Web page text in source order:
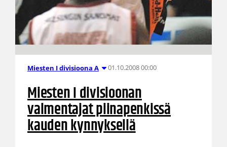
Miesten I divisioona A 01.10.2008 00:00
Miesten I divisioonan
valmentajat piinapenkissä
kauden kynnyksellä